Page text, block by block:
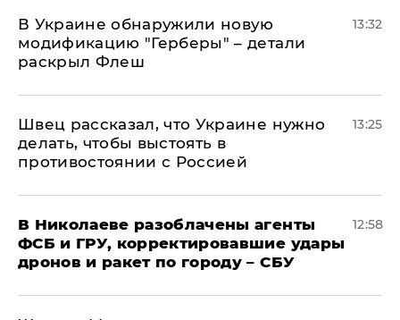
В Украине обнаружили новую
модификацию "Герберы" – детали
раскрыл Флеш
13:32
Швец рассказал, что Украине нужно
делать, чтобы выстоять в
противостоянии с Россией
13:25
В Николаеве разоблачены агенты
ФСБ и ГРУ, корректировавшие удары
дронов и ракет по городу – СБУ
12:58